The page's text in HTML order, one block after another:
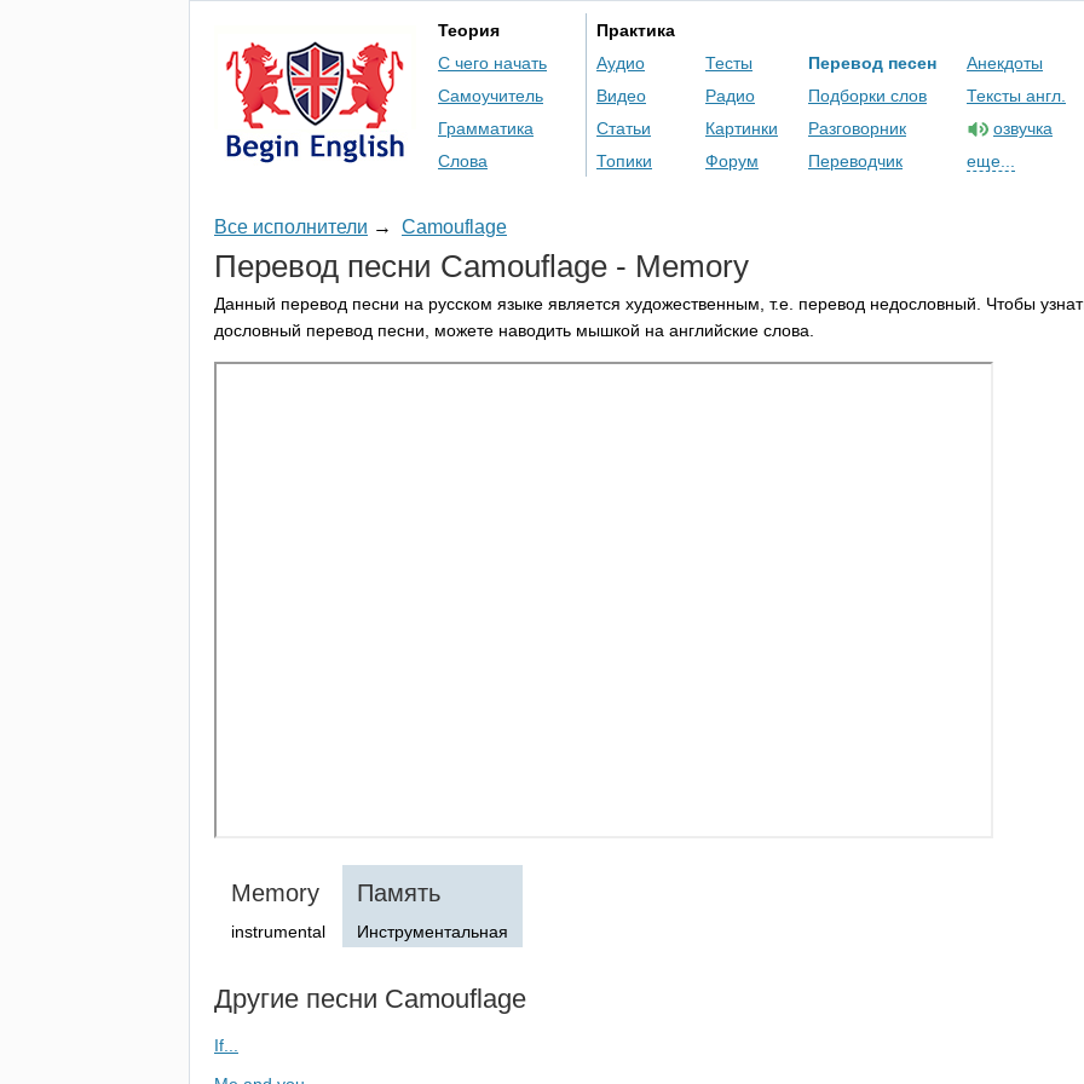
Теория
С чего начать
Самоучитель
Грамматика
Слова
Практика
Аудио
Видео
Статьи
Топики
Тесты
Радио
Картинки
Форум
Перевод песен
Подборки слов
Разговорник
Переводчик
Анекдоты
Тексты англ.
озвучка
еще...
Все исполнители → Camouflage
Перевод песни Camouflage - Memory
Данный перевод песни на русском языке является художественным, т.е. перевод недословный. Чтобы
дословный перевод песни, можете наводить мышкой на английские слова.
Memory
instrumental
Память
Инструментальная
Другие песни Camouflage
If...